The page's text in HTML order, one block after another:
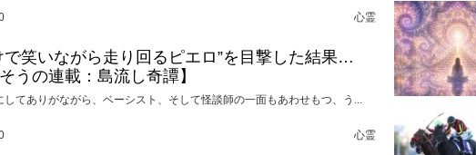
心霊
で笑いながら走り回るピエロ”を目撃した結果…
うの連載：島流し奇譚】
してありがながら、ベーシスト、そして怪談師の一面もあわせもつ、う...
心霊